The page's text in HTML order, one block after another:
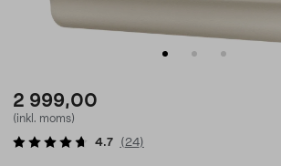
2 999,00
(inkl. moms)
4.7 ( 24)